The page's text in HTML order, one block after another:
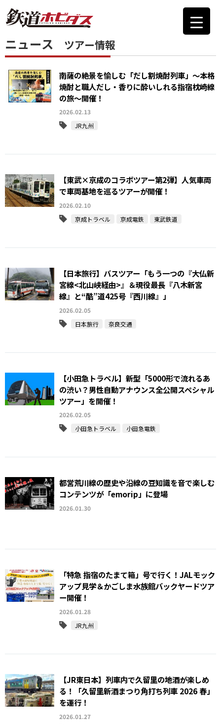
ニュース ツアー情報
南薩の絶景を愉しむ「だし割焼酎列車」〜本格
焼酎と職人だし・香りに酔いしれる指宿枕崎線
の旅〜開催！
2026.02.13
JR九州
【東武×京成のコラボツアー第2弾】人気車両
で車両基地を巡るツアーが開催！
2026.02.10
京成トラベル
京成電鉄 東武鉄道
【日本旅行】バスツアー「もう一つの『大仏新
宮線<北山峡経由>』＆現役最⻑『⼋⽊新宮
線』と“酷”道425号『⻄川線』」
2026.02.05
日本旅行
奈良交通
【小田急トラベル】新型「5000形で流れるあ
の渋い？男性自動アナウンス全公開スペシャル
ツアー」を開催！
2026.02.05
小田急トラベル
小田急電鉄
都営荒川線の歴史や沿線の豆知識を音で楽しむ
コンテンツが「emorip」に登場
2026.01.30
「特急 指宿のたまて箱」号で行く！JALモック
アップ見学＆かごしま水族館バックヤードツア
ー開催！
2026.01.28
JR九州
【JR東日本】列車内で久留里の地酒が楽しめ
る！「久留里新酒まつり角打ち列車 2026 春」
を運行！
2026.01.27